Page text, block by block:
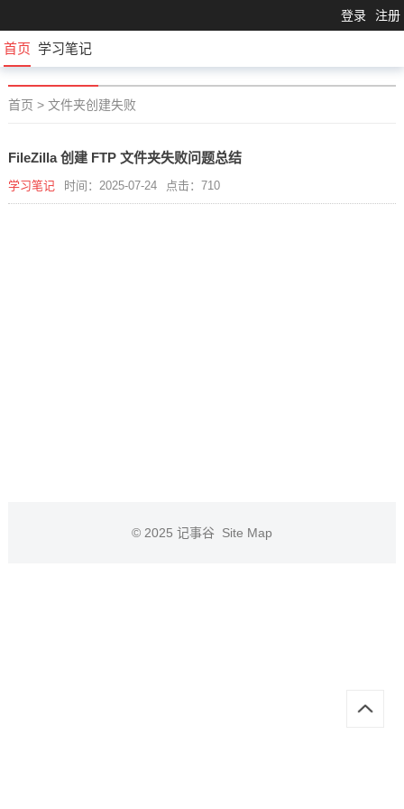
登录 注册
首页 学习笔记
首页 > 文件夹创建失败
FileZilla 创建 FTP 文件夹失败问题总结
学习笔记 时间：2025-07-24 点击：710
© 2025 记事谷 Site Map